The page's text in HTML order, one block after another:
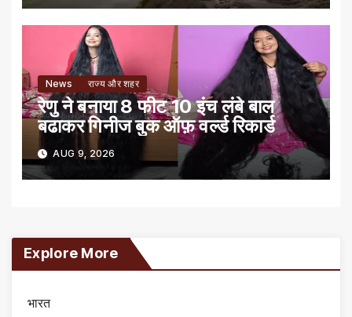
News राज्य और शहर
रेणु ने बनाया 8 फीट 10 इंच लंबे बाल
बढाकर गिनीज बुक ऑफ़ वर्ल्ड रिकार्ड
AUG 9, 2026
Explore More
भारत